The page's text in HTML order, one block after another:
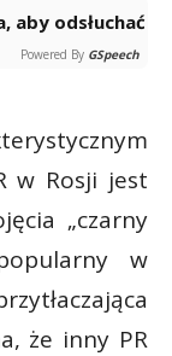
Powered By GSpeech
w Rosji jest
„czarny
w
że inny PR